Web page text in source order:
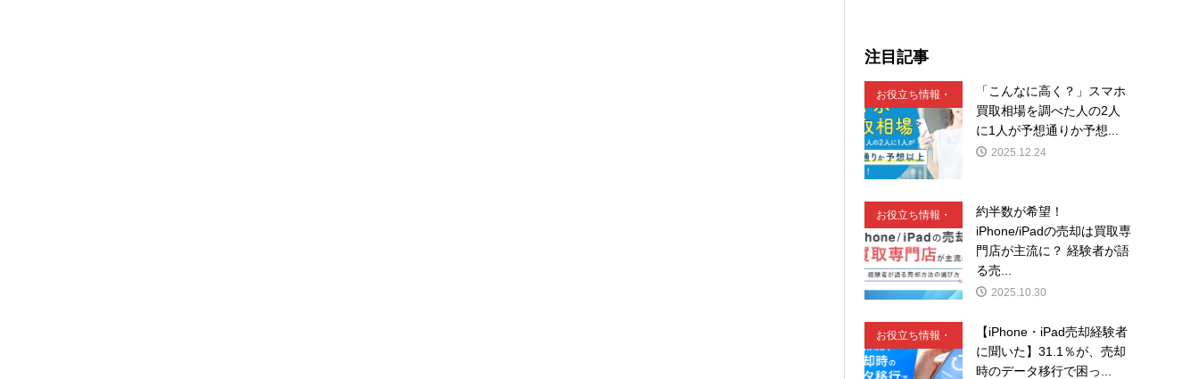
注目記事
お役立ち情報・
豆知識
「こんなに高く？」スマホ
買取相場を調べた人の2人
に1人が予想通りか予想...
2025.12.24
お役立ち情報・
豆知識
約半数が希望！
iPhone/iPadの売却は買取専
門店が主流に？ 経験者が語
る売...
2025.10.30
お役立ち情報・
豆知識
【iPhone・iPad売却経験者
に聞いた】31.1％が、売却
時のデータ移行で困っ...